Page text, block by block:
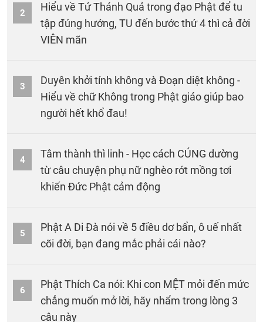
2
Hiểu về Tứ Thánh Quả trong đạo Phật để tu
tập đúng hướng, TU đến bước thứ 4 thì cả đời
VIÊN mãn
3
Duyên khởi tính không và Đoạn diệt không -
Hiểu về chữ Không trong Phật giáo giúp bao
người hết khổ đau!
4
Tâm thành thì linh - Học cách CÚNG dường
từ câu chuyện phụ nữ nghèo rớt mồng tơi
khiến Đức Phật cảm động
5
Phật A Di Đà nói về 5 điều dơ bẩn, ô uế nhất
cõi đời, bạn đang mắc phải cái nào?
6
Phật Thích Ca nói: Khi con MỆT mỏi đến mức
chẳng muốn mở lời, hãy nhẩm trong lòng 3
câu này